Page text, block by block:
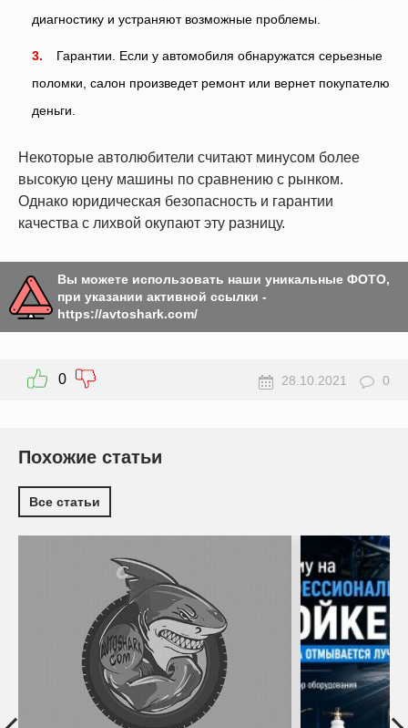
диагностику и устраняют возможные проблемы.
Гарантии. Если у автомобиля обнаружатся серьезные
поломки, салон произведет ремонт или вернет покупателю
деньги.
Некоторые автолюбители считают минусом более
высокую цену машины по сравнению с рынком.
Однако юридическая безопасность и гарантии
качества с лихвой окупают эту разницу.
Вы можете использовать наши уникальные ФОТО,
при указании активной ссылки -
https://avtoshark.com/
0 28.10.2021 0
Похожие статьи
Все статьи